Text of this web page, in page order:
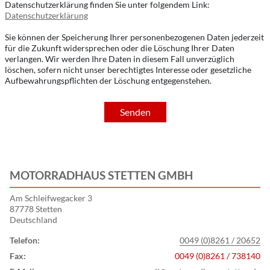
Datenschutzerklärung finden Sie unter folgendem Link:
Datenschutzerklärung
Sie können der Speicherung Ihrer personenbezogenen Daten jederzeit
für die Zukunft widersprechen oder die Löschung Ihrer Daten
verlangen. Wir werden Ihre Daten in diesem Fall unverzüglich
löschen, sofern nicht unser berechtigtes Interesse oder gesetzliche
Aufbewahrungspflichten der Löschung entgegenstehen.
Senden
MOTORRADHAUS STETTEN GMBH
Am Schleifwegacker 3
87778 Stetten
Deutschland
Telefon:
0049 (0)8261 / 20652
Fax:
0049 (0)8261 / 738140